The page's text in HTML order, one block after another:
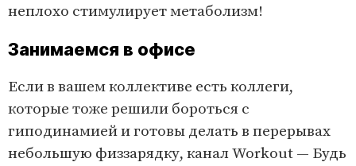
неплохо стимулирует метаболизм!
Занимаемся в офисе
Если в вашем коллективе есть коллеги,
которые тоже решили бороться с
гиподинамией и готовы делать в перерывах
небольшую физзарядку, канал Workout — Будь